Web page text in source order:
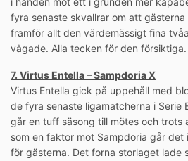
fyra senaste skvallrar om att
framför allt den värdemässigt fina
vågade. Alla tecken för den försiktiga.
7. Virtus Entella – Sampdoria X
Virtus Entella gick på uppehåll med
de fyra senaste ligamatcherna i Serie
går en tuff säsong till mötes och trots
som en faktor mot Sampdoria går
för gästerna. Det forna storlaget lade